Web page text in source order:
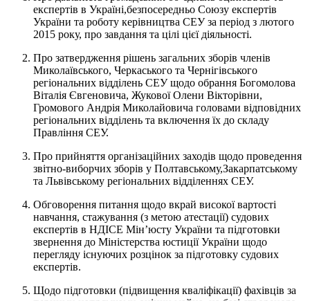
експертів в Україні,безпосередньо Союзу експертів
України та роботу керівництва СЕУ за період з лютого
2015 року, про завдання та цілі цієї діяльності.
Про затвердження рішень загальних зборів членів
Миколаївського, Черкаського та Чернігівського
регіональних відділень СЕУ щодо обрання Богомолова
Віталія Євгеновича, Жукової Олени Вікторівни,
Громового Андрія Миколайовича головами відповідних
регіональних відділень та включення їх до складу
Правління СЕУ.
Про прийняття організаційних заходів щодо проведення
звітно-виборчих зборів у Полтавському,Закарпатському
та Львівському регіональних відділеннях СЕУ.
Обговорення питання щодо вкрай високої вартості
навчання, стажування (з метою атестації) судових
експертів в НДІСЕ Мін’юсту України та підготовки
звернення до Міністерства юстиції України щодо
перегляду існуючих розцінок за підготовку судових
експертів.
Щодо підготовки (підвищення кваліфікації) фахівців за